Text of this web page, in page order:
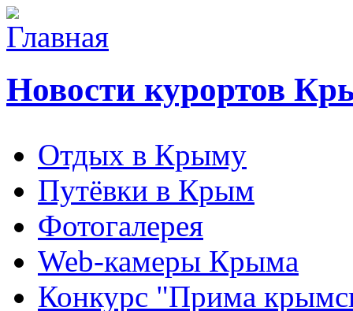
Новости курортов
Отдых в Крыму
Путёвки в Крым
Фотогалерея
Web-камеры Крыма
Конкурс "Прима